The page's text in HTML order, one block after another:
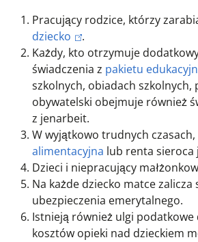
Pracujący rodzice, którzy
dziecko
.
Każdy, kto otrzymuje
świadczenia z pakietu
szkolnych, obiadach
obywatelski obejmuje również
z jenarbeit.
W wyjątkowo trudnych
alimentacyjna lub renta sieroca
Dzieci i niepracujący
Na każde dziecko matce
ubezpieczenia emerytalnego.
Istnieją również ulgi podatkowe
kosztów opieki nad dzieckiem